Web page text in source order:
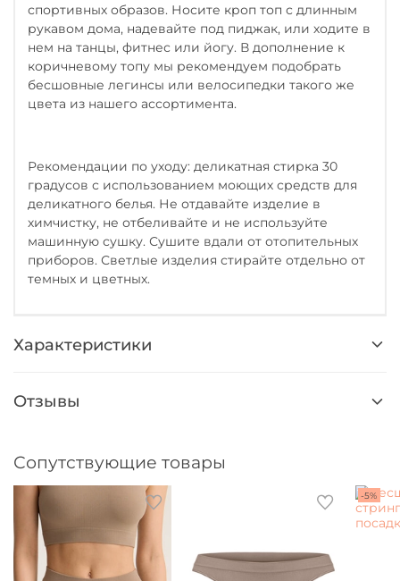
спортивных образов. Носите кроп топ с длинным
рукавом дома, надевайте под пиджак, или ходите в
нем на танцы, фитнес или йогу. В дополнение к
коричневому топу мы рекомендуем подобрать
бесшовные легинсы или велосипедки такого же
цвета из нашего ассортимента.
Рекомендации по уходу: деликатная стирка 30
градусов с использованием моющих средств для
деликатного белья. Не отдавайте изделие в
химчистку, не отбеливайте и не используйте
машинную сушку. Сушите вдали от отопительных
приборов. Светлые изделия стирайте отдельно от
темных и цветных.
Характеристики
Отзывы
Сопутствующие товары
-5%